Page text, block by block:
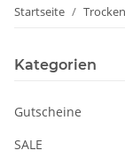
Startseite
Kategorien
Gutscheine
SALE